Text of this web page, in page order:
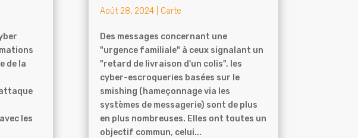
de la
les
Août 28, 2024| Carte
Des messages concernant une
"urgence familiale" à ceux signalant un
"retard de livraison d'un colis", les
cyber-escroqueries basées sur le
smishing (hameçonnage via les
systèmes de messagerie) sont de plus
en plus nombreuses. Elles ont toutes un
objectif commun, celui...